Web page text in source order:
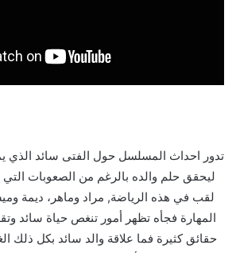
تدور احداث المسلسل حول الفتى سائد الذي
ليحقق حلم والده بالرغم من الصعوبات
لقب في هذه الرياضة, مراد وماهر، ديمة
المهارة فجأه تظهر أمور تنغص حياة سائد
حقائق كثيرة فما علاقة والد سائد بكل ذلك